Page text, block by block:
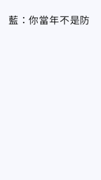
藍：你當年不是防